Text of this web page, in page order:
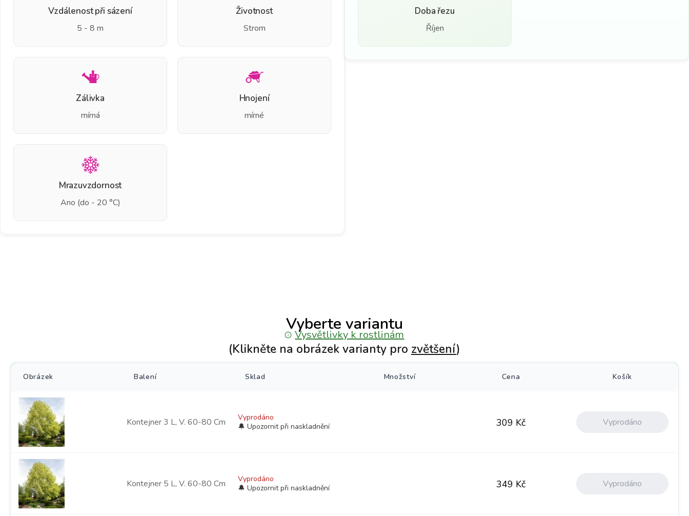
Vzdálenost při sázení
5 - 8 m
Životnost
Strom
Zálivka
mírná
Hnojení
mírné
Mrazuvzdornost
Ano (do - 20 °C)
Doba řezu
Říjen
Vyberte variantu
Vysvětlivky k rostlinám
(Klikněte na obrázek varianty pro zvětšení)
Obrázek Balení Sklad Množství Cena Košík
Kontejner 3 L, V. 60-80 Cm Vyprodáno 309 Kč Vyprodáno
Kontejner 5 L, V. 60-80 Cm Vyprodáno 349 Kč Vyprodáno